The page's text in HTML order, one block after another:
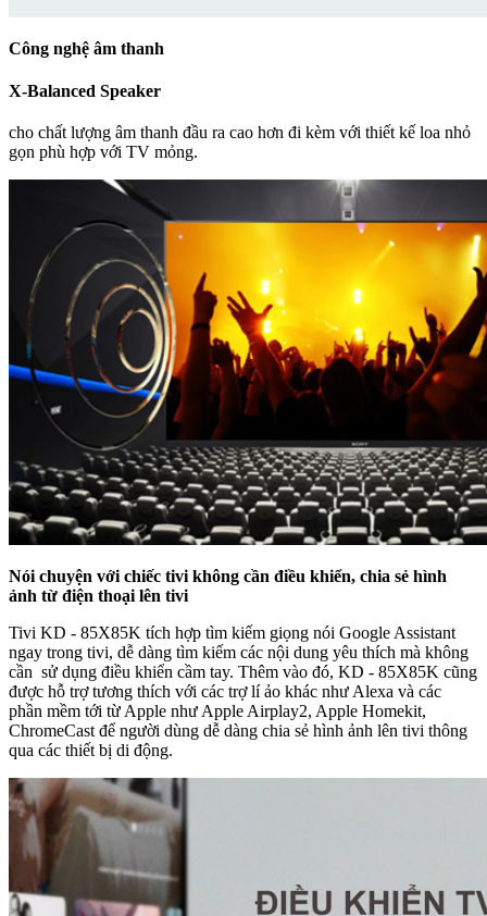
Công nghệ âm thanh
X-Balanced Speaker
cho chất lượng âm thanh đầu ra cao hơn đi kèm với thiết kế loa nhỏ
gọn phù hợp với TV mỏng.
Nói chuyện với chiếc tivi không cần điều khiển, chia sẻ hình
ảnh từ điện thoại lên tivi
Tivi KD - 85X85K tích hợp tìm kiếm giọng nói Google Assistant
ngay trong tivi, dễ dàng tìm kiếm các nội dung yêu thích mà không
cần sử dụng điều khiển cầm tay. Thêm vào đó, KD - 85X85K cũng
được hỗ trợ tương thích với các trợ lí ảo khác như Alexa và các
phần mềm tới từ Apple như Apple Airplay2, Apple Homekit,
ChromeCast để người dùng dễ dàng chia sẻ hình ảnh lên tivi thông
qua các thiết bị di động.